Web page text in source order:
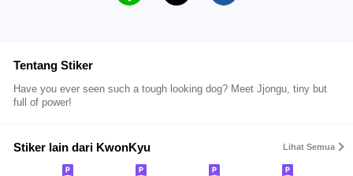
Tentang Stiker
Have you ever seen such a tough looking dog? Meet Jjongu, tiny but
full of power!
Stiker lain dari KwonKyu Lihat Semua